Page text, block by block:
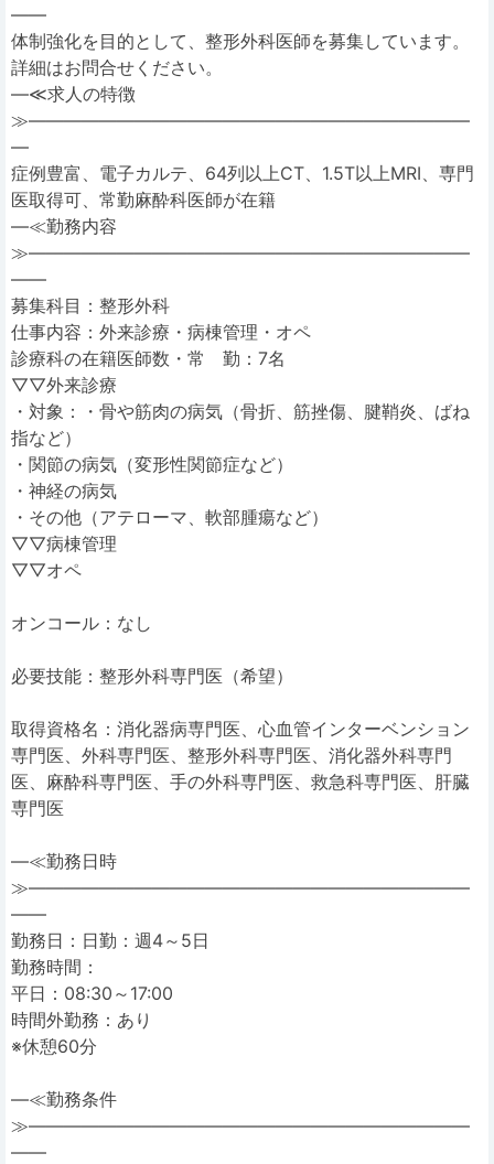
――
体制強化を目的として、整形外科医師を募集しています。
詳細はお問合せください。
―≪求人の特徴
≫―――――――――――――――――――――――――
―
症例豊富、電子カルテ、64列以上CT、1.5T以上MRI、専門
医取得可、常勤麻酔科医師が在籍
―≪勤務内容
≫―――――――――――――――――――――――――
――
募集科目：整形外科
仕事内容：外来診療・病棟管理・オペ
診療科の在籍医師数・常 勤：7名
▽▽外来診療
・対象：・骨や筋肉の病気（骨折、筋挫傷、腱鞘炎、ばね
指など）
・関節の病気（変形性関節症など）
・神経の病気
・その他（アテローマ、軟部腫瘍など）
▽▽病棟管理
▽▽オペ
オンコール：なし
必要技能：整形外科専門医（希望）
取得資格名：消化器病専門医、心血管インターベンション
専門医、外科専門医、整形外科専門医、消化器外科専門
医、麻酔科専門医、手の外科専門医、救急科専門医、肝臓
専門医
―≪勤務日時
≫―――――――――――――――――――――――――
――
勤務日：日勤：週4～5日
勤務時間：
平日：08:30～17:00
時間外勤務：あり
※休憩60分
―≪勤務条件
≫―――――――――――――――――――――――――
――